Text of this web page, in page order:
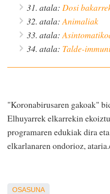
31. atala: Dosi
32. atala:Animaliak
33. atala:
34. atala: Talde-
"Koronabirusaren gakoak"
Elhuyarrek elkarrekin
programaren edukiak dira
elkarlanaren ondorioz,
OSASUNA